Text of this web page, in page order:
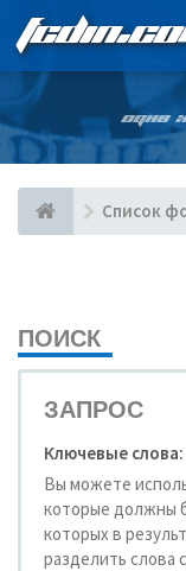
ОДНА
Список
ПОИСК
ЗАПРОС
Ключевые слова:
Вы можете
которые должны
которых в
разделить слова